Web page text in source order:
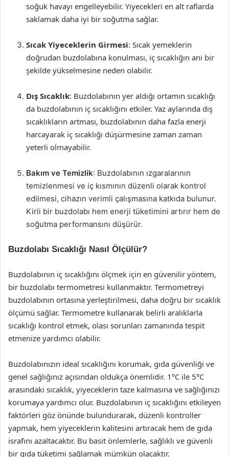
soğuk havayı engelleyebilir. Yiyecekleri en alt raflarda
saklamak daha iyi bir soğutma sağlar.
Sıcak Yiyeceklerin Girmesi: Sıcak yemeklerin
doğrudan buzdolabına konulması, iç sıcaklığın ani bir
şekilde yükselmesine neden olabilir.
Dış Sıcaklık: Buzdolabının yer aldığı ortamın sıcaklığı
da buzdolabının iç sıcaklığını etkiler. Yaz aylarında dış
sıcaklıkların artması, buzdolabının daha fazla enerji
harcayarak iç sıcaklığı düşürmesine zaman zaman
yeterli olmayabilir.
Bakım ve Temizlik: Buzdolabının ızgaralarının
temizlenmesi ve iç kısmının düzenli olarak kontrol
edilmesi, cihazın verimli çalışmasına katkıda bulunur.
Kirli bir buzdolabı hem enerji tüketimini artırır hem de
soğutma performansını düşürür.
Buzdolabı Sıcaklığı Nasıl Ölçülür?
Buzdolabının iç sıcaklığını ölçmek için en güvenilir yöntem,
bir buzdolabı termometresi kullanmaktır. Termometreyi
buzdolabının ortasına yerleştirilmesi, daha doğru bir sıcaklık
ölçümü sağlar. Termometre kullanarak belirli aralıklarla
sıcaklığı kontrol etmek, olası sorunları zamanında tespit
etmenize yardımcı olabilir.
Buzdolabınızın ideal sıcaklığını korumak, gıda güvenliği ve
genel sağlığınız açısından oldukça önemlidir. 1°C ile 5°C
arasındaki sıcaklık, yiyeceklerin taze kalmasına ve sağlığınızı
korumaya yardımcı olur. Buzdolabının iç sıcaklığını etkileyen
faktörleri göz önünde bulundurarak, düzenli kontroller
yapmak, hem yiyeceklerin kalitesini artıracak hem de gıda
israfını azaltacaktır. Bu basit önlemlerle, sağlıklı ve güvenli
bir gıda tüketimi sağlamak mümkün olacaktır.